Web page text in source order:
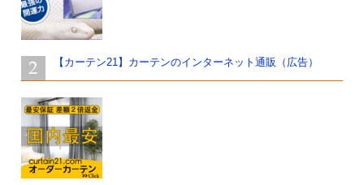
【カーテン21】カーテンのインターネット通販（広告）